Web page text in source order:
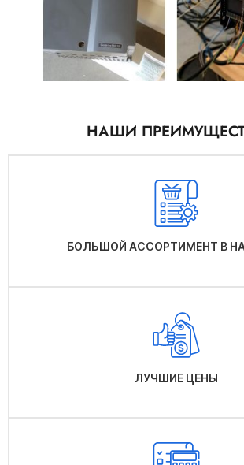
НАШИ
БОЛЬШОЙ АССОРТИМЕНТ В
ЛУЧШИЕ ЦЕНЫ